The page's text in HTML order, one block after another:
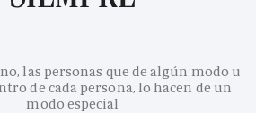
las personas que de algún modo u
de cada persona, lo hacen de un
modo especial